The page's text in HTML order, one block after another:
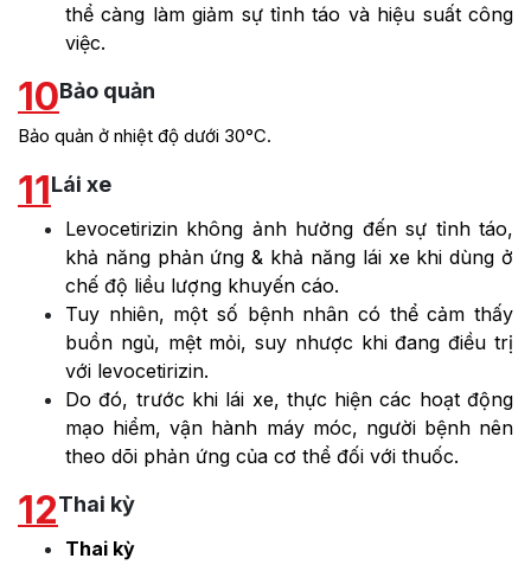
thể càng làm giảm sự tỉnh táo và hiệu suất công
việc.
10Bảo quản
Bảo quản ở nhiệt độ dưới 30°C.
11Lái xe
Levocetirizin không ảnh hưởng đến sự tỉnh táo,
khả năng phản ứng & khả năng lái xe khi dùng ở
chế độ liều lượng khuyến cáo.
Tuy nhiên, một số bệnh nhân có thể cảm thấy
buồn ngủ, mệt mỏi, suy nhược khi đang điều trị
với levocetirizin.
Do đó, trước khi lái xe, thực hiện các hoạt động
mạo hiểm, vận hành máy móc, người bệnh nên
theo dõi phản ứng của cơ thể đối với thuốc.
12Thai kỳ
Thai kỳ